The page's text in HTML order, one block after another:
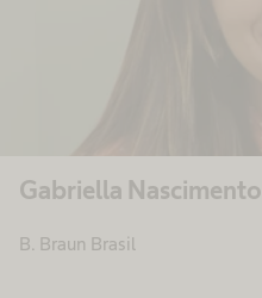
Gabriella Nascimento
B. Braun Brasil